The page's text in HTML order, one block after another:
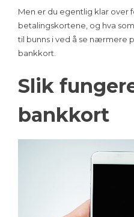
Men er du egentlig klar over
betalingskortene, og hva
til bunns i ved å se nærmere
bankkort.
Slik
bankkort